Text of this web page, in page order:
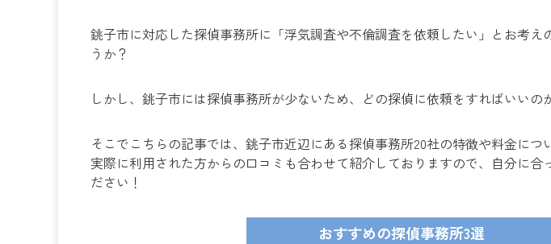
銚子市に対応した探偵事務所に「浮気調査や不倫調査を依頼したい」とお考え
うか？
しかし、銚子市には探偵事務所が少ないため、どの探偵に依頼をすればいいの
そこでこちらの記事では、銚子市近辺にある探偵事務所20社の特徴や料金につ
実際に利用された方からの口コミも合わせて紹介しておりますので、自分に合
ださい！
おすすめの探偵事務所3選